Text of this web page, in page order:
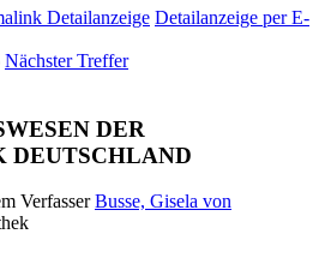
Detailanzeige Detailanzeige per E-
Nächster Treffer
DER
DEUTSCHLAND
Verfasser Busse, Gisela von